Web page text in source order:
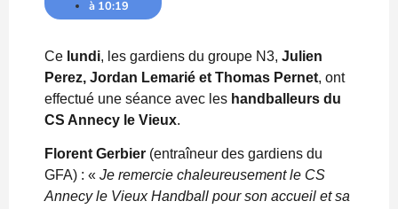
à 10:19
Ce lundi, les gardiens du groupe N3, Julien
Perez, Jordan Lemarié et Thomas Pernet, ont
effectué une séance avec les handballeurs du
CS Annecy le Vieux.
Florent Gerbier (entraîneur des gardiens du
GFA) : « Je remercie chaleureusement le CS
Annecy le Vieux Handball pour son accueil et sa